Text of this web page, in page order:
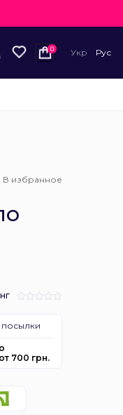
0 Укр Рус
В избранное
посылки
700 грн.